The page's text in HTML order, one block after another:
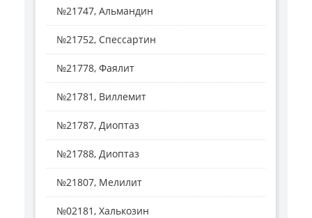
№21747, Альмандин
№21752, Спессартин
№21778, Фаялит
№21781, Виллемит
№21787, Диоптаз
№21788, Диоптаз
№21807, Мелилит
№02181, Халькозин